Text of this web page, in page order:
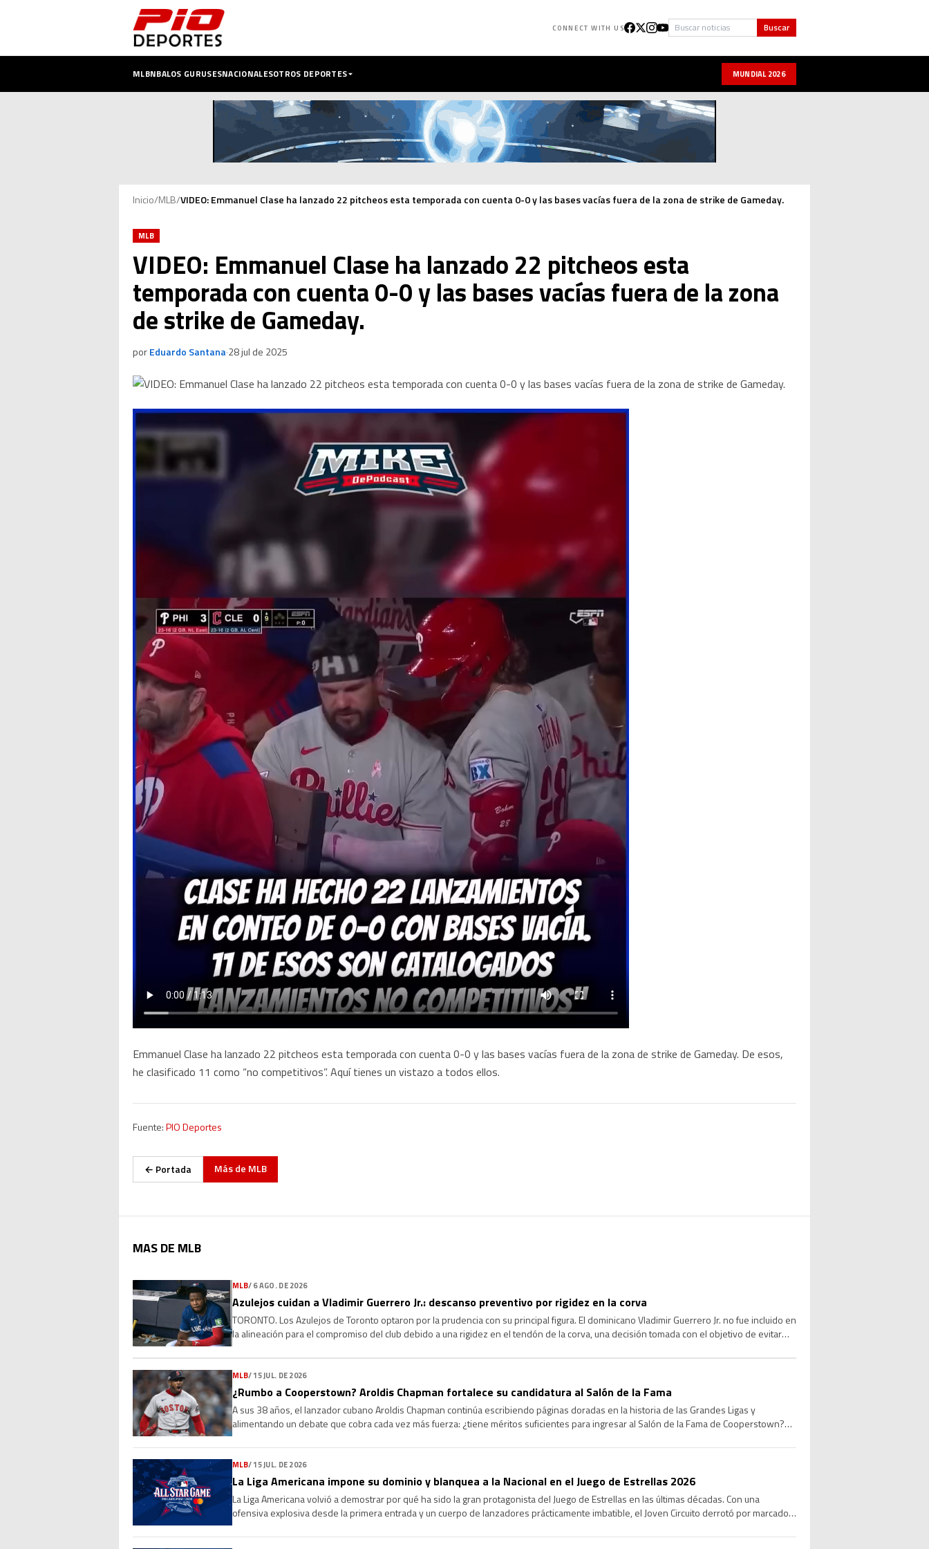
CONNECT WITH US Buscar Buscar
MLBNBALOS GURUSESNACIONALESOTROS DEPORTES MUNDIAL 2026
Inicio/MLB/VIDEO: Emmanuel Clase ha lanzado 22 pitcheos esta temporada con cuenta 0-0 y las bases vacías fuera de la zona de strike de Gameday.
MLB
VIDEO: Emmanuel Clase ha lanzado 22 pitcheos esta
temporada con cuenta 0-0 y las bases vacías fuera de la zona
de strike de Gameday.
porEduardo Santana·28 jul de 2025
Emmanuel Clase ha lanzado 22 pitcheos esta temporada con cuenta 0-0 y las bases vacías fuera de la zona de strike de Gameday. De esos,
he clasificado 11 como “no competitivos”. Aquí tienes un vistazo a todos ellos.
Fuente:PIO Deportes
← Portada Más de MLB
MAS DE MLB
MLB/6 AGO. DE 2026
Azulejos cuidan a Vladimir Guerrero Jr.: descanso preventivo por rigidez en la corva
TORONTO. Los Azulejos de Toronto optaron por la prudencia con su principal figura. El dominicano Vladimir Guerrero Jr. no fue incluido en
la alineación para el compromiso del club debido a una rigidez en el tendón de la corva, una decisión tomada con el objetivo de evitar
MLB/15 JUL. DE 2026
¿Rumbo a Cooperstown? Aroldis Chapman fortalece su candidatura al Salón de la Fama
A sus 38 años, el lanzador cubano Aroldis Chapman continúa escribiendo páginas doradas en la historia de las Grandes Ligas y
alimentando un debate que cobra cada vez más fuerza: ¿tiene méritos suficientes para ingresar al Salón de la Fama de Cooperstown?
MLB/15 JUL. DE 2026
La Liga Americana impone su dominio y blanquea a la Nacional en el Juego de Estrellas 2026
La Liga Americana volvió a demostrar por qué ha sido la gran protagonista del Juego de Estrellas en las últimas décadas. Con una
ofensiva explosiva desde la primera entrada y un cuerpo de lanzadores prácticamente imbatible, el Joven Circuito derrotó por marcador